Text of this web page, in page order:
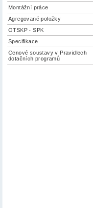
Montážní práce
Agregované položky
OTSKP - SPK
Specifikace
Cenové soustavy v Pravidlech
dotačních programů